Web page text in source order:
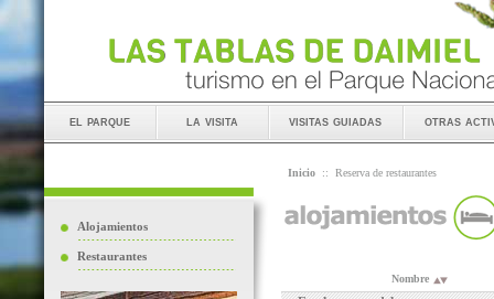
el parque la visita visitas guiadas otras
Alojamientos
Restaurantes
Inicio :: Reserva de restaurantes
Nombre